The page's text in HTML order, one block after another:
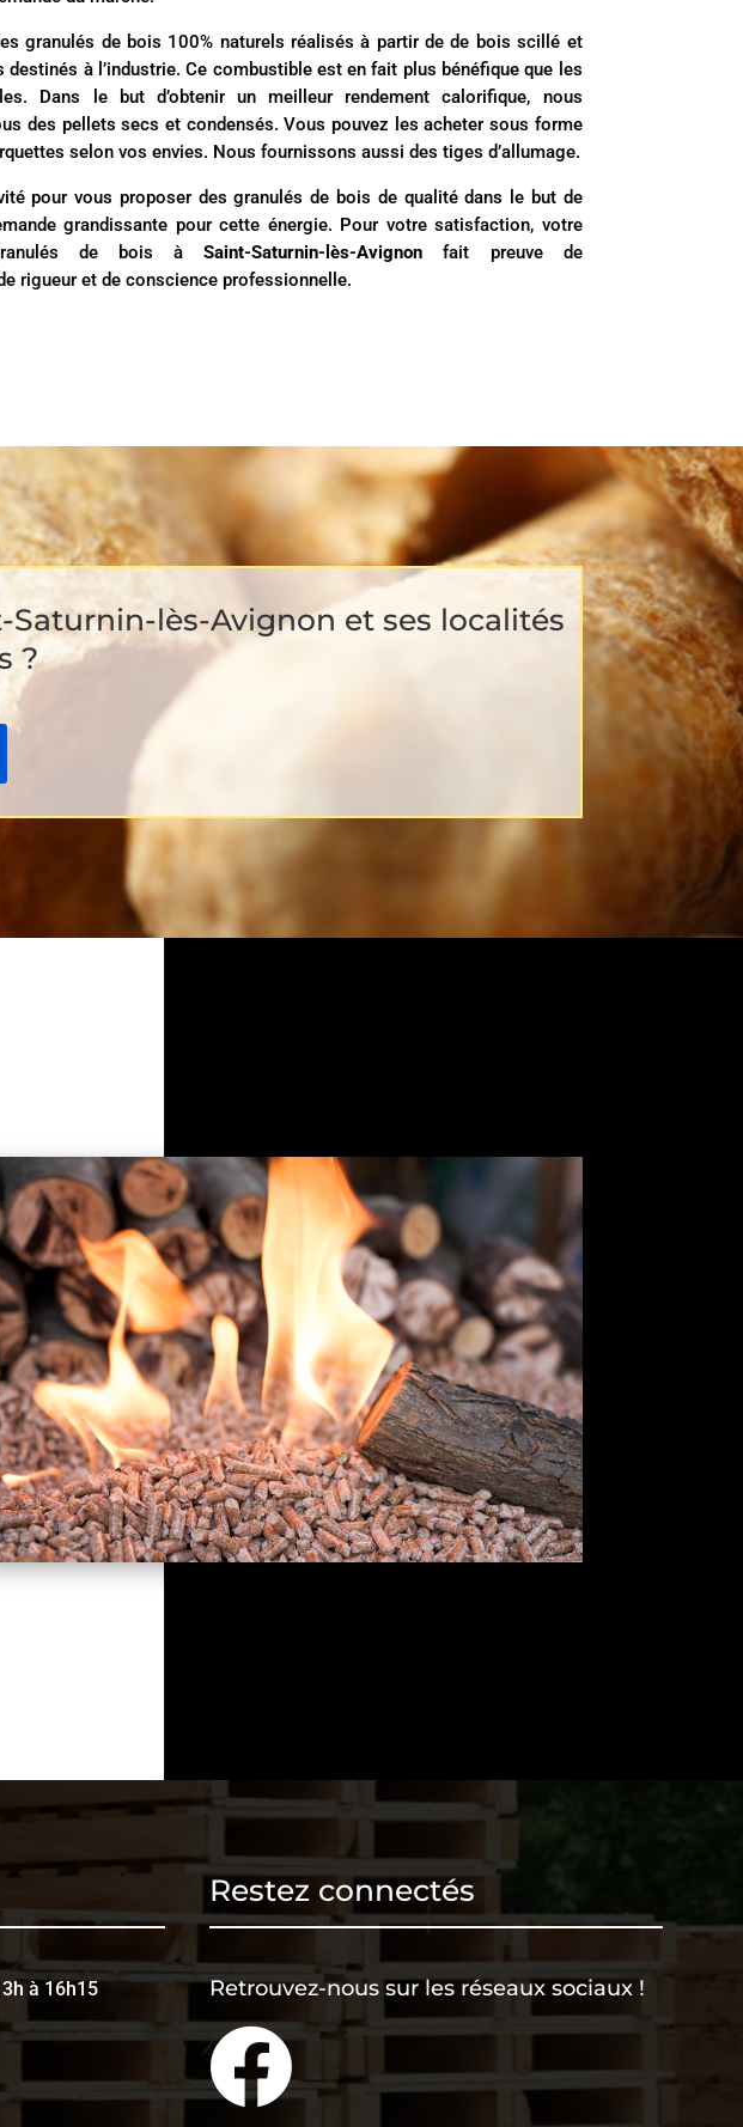
granulés de bois 100% naturels réalisés à partir de de bois scillé et
destinés à l’industrie. Ce combustible est en fait plus bénéfique que les
Dans le but d’obtenir un meilleur rendement calorifique, nous
des pellets secs et condensés. Vous pouvez les acheter sous forme
selon vos envies. Nous fournissons aussi des tiges d’allumage.
pour vous proposer des granulés de bois de qualité dans le but de
grandissante pour cette énergie. Pour votre satisfaction, votre
de bois àSaint-Saturnin-lès-Avignon fait preuve de
rigueur et de conscience professionnelle.
Saturnin-lès-Avignon et ses localités
?
à 16h15
Restez connectés
Retrouvez-nous sur les réseaux sociaux !
